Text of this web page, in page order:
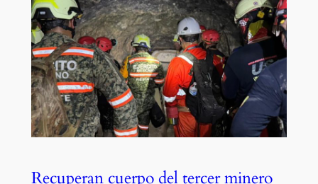
Recuperan cuerpo del tercer minero